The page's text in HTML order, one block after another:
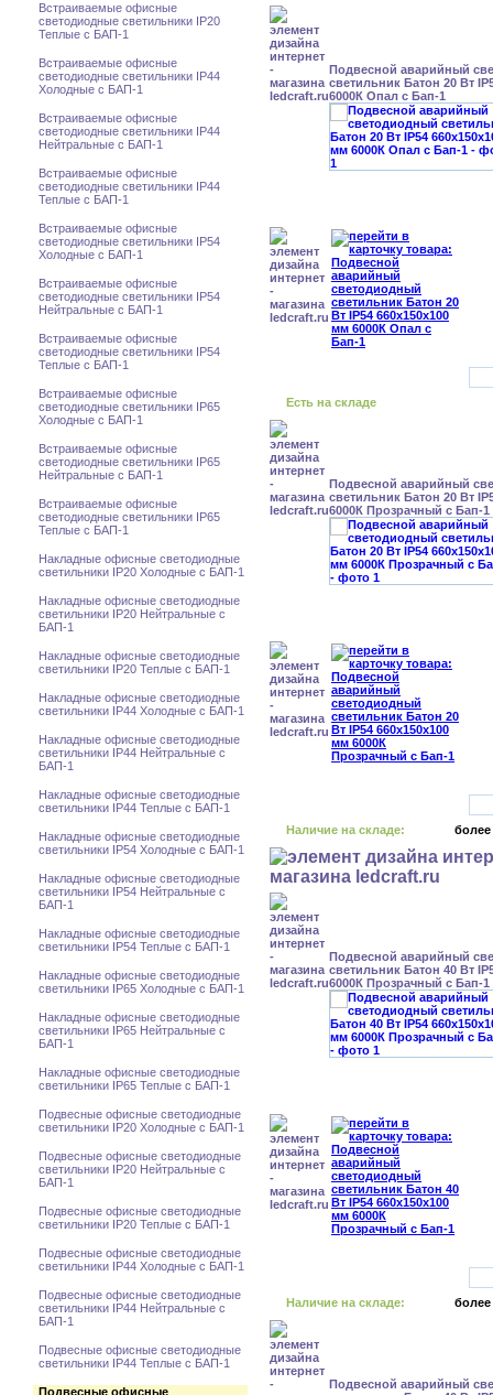
Встраиваемые офисные
светодиодные светильники IP20
Теплые с БАП-1
Встраиваемые офисные
светодиодные светильники IP44
Холодные с БАП-1
Встраиваемые офисные
светодиодные светильники IP44
Нейтральные с БАП-1
Встраиваемые офисные
светодиодные светильники IP44
Теплые с БАП-1
Встраиваемые офисные
светодиодные светильники IP54
Холодные с БАП-1
Встраиваемые офисные
светодиодные светильники IP54
Нейтральные с БАП-1
Встраиваемые офисные
светодиодные светильники IP54
Теплые с БАП-1
Встраиваемые офисные
светодиодные светильники IP65
Холодные с БАП-1
Встраиваемые офисные
светодиодные светильники IP65
Нейтральные с БАП-1
Встраиваемые офисные
светодиодные светильники IP65
Теплые с БАП-1
Накладные офисные светодиодные
светильники IP20 Холодные с БАП-1
Накладные офисные светодиодные
светильники IP20 Нейтральные с
БАП-1
Накладные офисные светодиодные
светильники IP20 Теплые с БАП-1
Накладные офисные светодиодные
светильники IP44 Холодные с БАП-1
Накладные офисные светодиодные
светильники IP44 Нейтральные с
БАП-1
Накладные офисные светодиодные
светильники IP44 Теплые с БАП-1
Накладные офисные светодиодные
светильники IP54 Холодные с БАП-1
Накладные офисные светодиодные
светильники IP54 Нейтральные с
БАП-1
Накладные офисные светодиодные
светильники IP54 Теплые с БАП-1
Накладные офисные светодиодные
светильники IP65 Холодные с БАП-1
Накладные офисные светодиодные
светильники IP65 Нейтральные с
БАП-1
Накладные офисные светодиодные
светильники IP65 Теплые с БАП-1
Подвесные офисные светодиодные
светильники IP20 Холодные с БАП-1
Подвесные офисные светодиодные
светильники IP20 Нейтральные с
БАП-1
Подвесные офисные светодиодные
светильники IP20 Теплые с БАП-1
Подвесные офисные светодиодные
светильники IP44 Холодные с БАП-1
Подвесные офисные светодиодные
светильники IP44 Нейтральные с
БАП-1
Подвесные офисные светодиодные
светильники IP44 Теплые с БАП-1
Подвесные офисные
Подвесной аварийный
светильник Батон 20 Вт
6000К Опал с Бап-1
Есть на складе
Подвесной аварийный
светильник Батон 20 Вт
6000К Прозрачный с Бап-1
Наличие на складе: более
Подвесной аварийный
светильник Батон 40 Вт
6000К Прозрачный с Бап-1
Наличие на складе: более
Подвесной аварийный